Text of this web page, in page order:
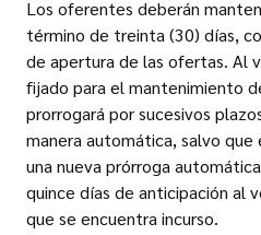
Los oferentes deberán
término de treinta (30) días,
de apertura de las ofertas. Al
fijado para el mantenimiento
prorrogará por sucesivos
manera automática, salvo
una nueva prórroga
quince días de anticipación al
que se encuentra incurso.